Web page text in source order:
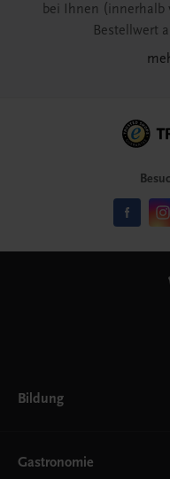
bei Ihnen (innerhalb
Bestellwert
Bildung
AHS
Gastronomie